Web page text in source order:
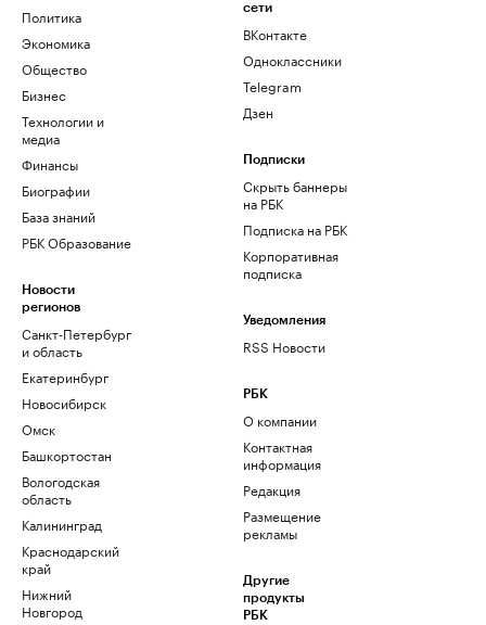
Политика
Экономика
Общество
Бизнес
Технологии и
медиа
Финансы
Биографии
База знаний
РБК Образование
Новости
регионов
Санкт-Петербург
и область
Екатеринбург
Новосибирск
Омск
Башкортостан
Вологодская
область
Калининград
Краснодарский
край
Нижний
Новгород
сети
ВКонтакте
Одноклассники
Telegram
Дзен
Подписки
Скрыть баннеры
на РБК
Подписка на РБК
Корпоративная
подписка
Уведомления
RSS Новости
РБК
О компании
Контактная
информация
Редакция
Размещение
рекламы
Другие
продукты
РБК